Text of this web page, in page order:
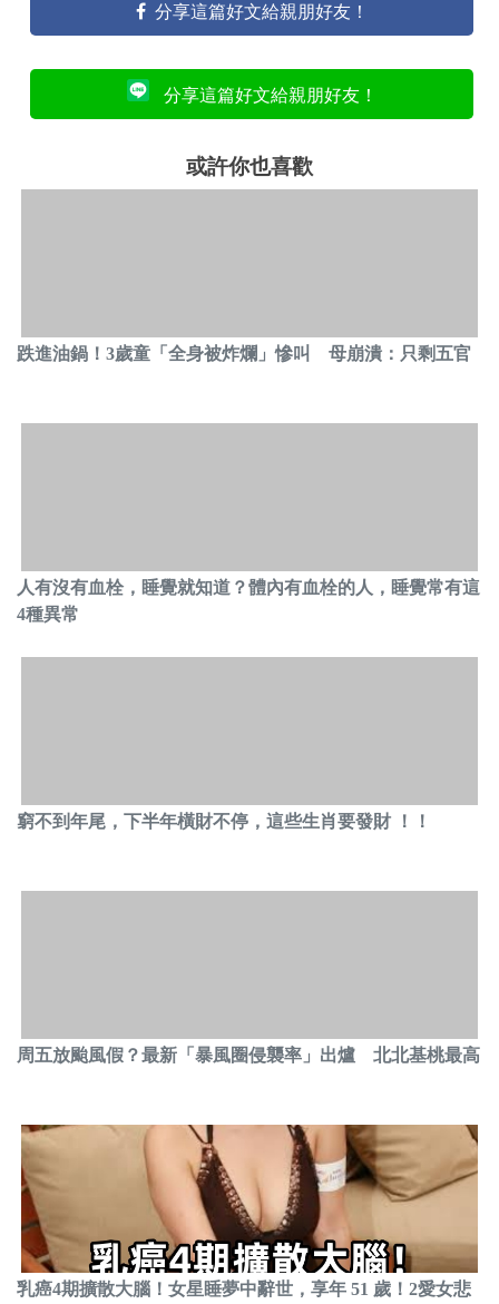
分享這篇好文給親朋好友！
分享這篇好文給親朋好友！
或許你也喜歡
跌進油鍋！3歲童「全身被炸爛」慘叫 母崩潰：只剩五官
人有沒有血栓，睡覺就知道？體內有血栓的人，睡覺常有這
4種異常
窮不到年尾，下半年橫財不停，這些生肖要發財 ！！
周五放颱風假？最新「暴風圈侵襲率」出爐 北北基桃最高
乳癌4期擴散大腦！女星睡夢中辭世，享年 51 歲！2愛女悲